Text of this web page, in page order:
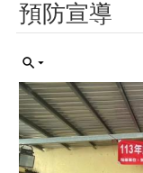
聞
焦
點
認
識
人
口
販
預防宣導